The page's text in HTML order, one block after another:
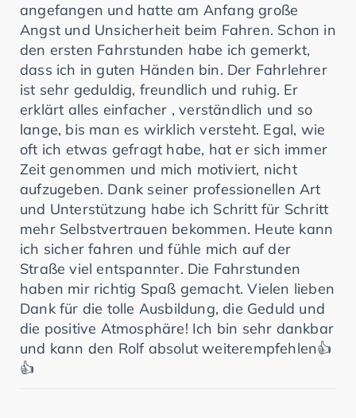
angefangen und hatte am Anfang große
Angst und Unsicherheit beim Fahren. Schon in
den ersten Fahrstunden habe ich gemerkt,
dass ich in guten Händen bin. Der Fahrlehrer
ist sehr geduldig, freundlich und ruhig. Er
erklärt alles einfacher , verständlich und so
lange, bis man es wirklich versteht. Egal, wie
oft ich etwas gefragt habe, hat er sich immer
Zeit genommen und mich motiviert, nicht
aufzugeben. Dank seiner professionellen Art
und Unterstützung habe ich Schritt für Schritt
mehr Selbstvertrauen bekommen. Heute kann
ich sicher fahren und fühle mich auf der
Straße viel entspannter. Die Fahrstunden
haben mir richtig Spaß gemacht. Vielen lieben
Dank für die tolle Ausbildung, die Geduld und
die positive Atmosphäre! Ich bin sehr dankbar
und kann den Rolf absolut weiterempfehlen👍
👍